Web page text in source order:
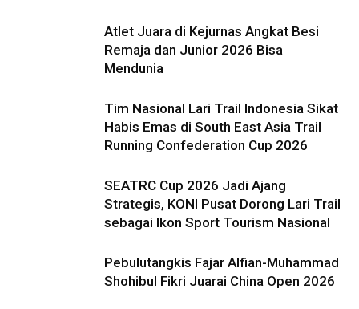
Atlet Juara di Kejurnas Angkat Besi
Remaja dan Junior 2026 Bisa
Mendunia
Tim Nasional Lari Trail Indonesia Sikat
Habis Emas di South East Asia Trail
Running Confederation Cup 2026
SEATRC Cup 2026 Jadi Ajang
Strategis, KONI Pusat Dorong Lari Trail
sebagai Ikon Sport Tourism Nasional
Pebulutangkis Fajar Alfian-Muhammad
Shohibul Fikri Juarai China Open 2026